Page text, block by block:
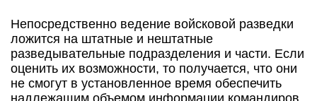
Непосредственно ведение войсковой разведки
ложится на штатные и нештатные
разведывательные подразделения и части. Если
оценить их возможности, то получается, что они
не смогут в установленное время обеспечить
надлежащим объемом информации командиров